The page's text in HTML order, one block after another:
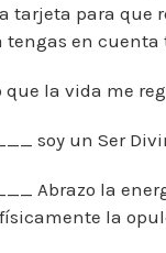
tarjeta para que
en cuenta
que la vida me
soy un Ser
Abrazo la
la